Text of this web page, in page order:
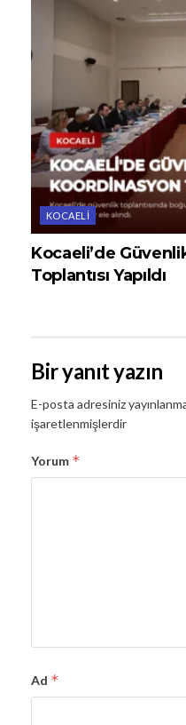
KOCAELI
Kocaeli’de
Toplantısı Yapıldı
Bir yanıt yazın
E-posta adresiniz
işaretlenmişlerdir
Yorum *
Ad *